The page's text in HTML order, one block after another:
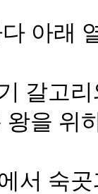
아래
갈고
을 위
서 숙